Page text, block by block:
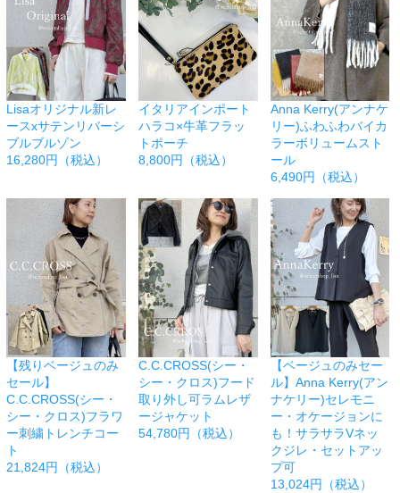
Lisaオリジナル新レ
ースxサテンリバーシ
ブルブルゾン
16,280円（税込）
イタリアインポート
ハラコ×牛革フラッ
トポーチ
8,800円（税込）
Anna Kerry(アンナケ
リー)ふわふわバイカ
ラーボリュームスト
ール
6,490円（税込）
【残りベージュのみ
セール】
C.C.CROSS(シー・
シー・クロス)フラワ
ー刺繍トレンチコー
ト
21,824円（税込）
C.C.CROSS(シー・
シー・クロス)フード
取り外し可ラムレザ
ージャケット
54,780円（税込）
【ベージュのみセー
ル】Anna Kerry(アン
ナケリー)セレモニ
ー・オケージョンに
も！サラサラVネッ
クジレ・セットアッ
プ可
13,024円（税込）